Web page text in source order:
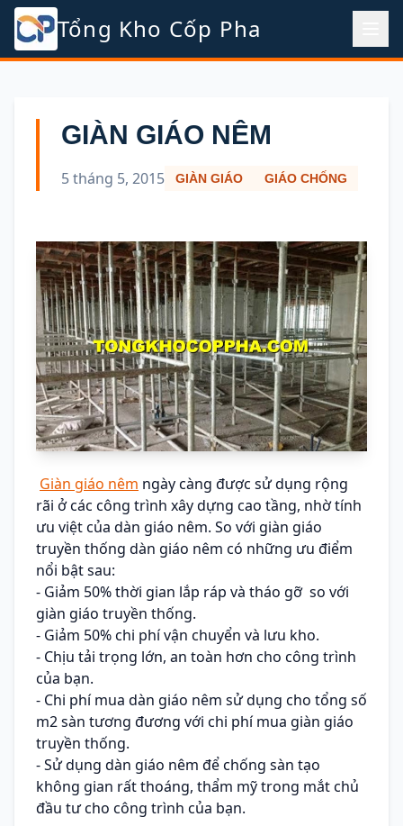
Tổng Kho Cốp Pha
GIÀN GIÁO NÊM
5 tháng 5, 2015 GIÀN GIÁO GIÁO CHỐNG
Giàn giáo nêm ngày càng được sử dụng rộng
rãi ở các công trình xây dựng cao tầng, nhờ tính
ưu việt của dàn giáo nêm. So với giàn giáo
truyền thống dàn giáo nêm có những ưu điểm
nổi bật sau:
- Giảm 50% thời gian lắp ráp và tháo gỡ so với
giàn giáo truyền thống.
- Giảm 50% chi phí vận chuyển và lưu kho.
- Chịu tải trọng lớn, an toàn hơn cho công trình
của bạn.
- Chi phí mua dàn giáo nêm sử dụng cho tổng số
m2 sàn tương đương với chi phí mua giàn giáo
truyền thống.
- Sử dụng dàn giáo nêm để chống sàn tạo
không gian rất thoáng, thẩm mỹ trong mắt chủ
đầu tư cho công trình của bạn.